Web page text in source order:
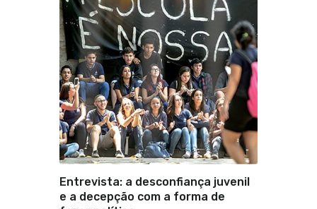
Entrevista: a desconfiança juvenil
e a decepção com a forma de